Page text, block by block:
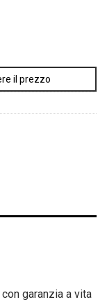
il prezzo
garanzia a vita